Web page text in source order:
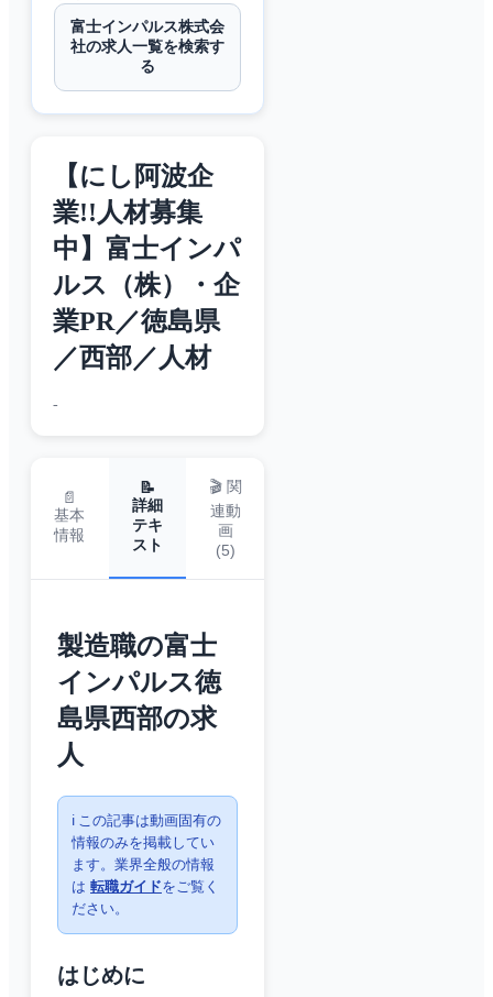
富士インパルス株式会
社の求人一覧を検索す
る
【にし阿波企
業!!人材募集
中】富士インパ
ルス（株）・企
業PR／徳島県
／西部／人材
-
📄
基本
情報
📝
詳細
テキ
スト
🎬 関
連動
画
(5)
製造職の富士
インパルス徳
島県西部の求
人
ℹ️ この記事は動画固有の
情報のみを掲載してい
ます。業界全般の情報
は 転職ガイドをご覧く
ださい。
はじめに